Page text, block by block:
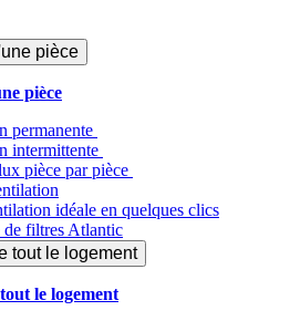
pièce
pièce
permanente
intermittente
pièce par pièce
idéale en quelques clics
filtres Atlantic
tout le logement
le logement